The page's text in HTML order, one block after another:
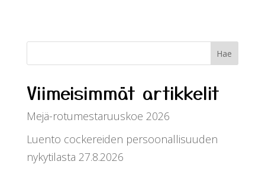
Viimeisimmät artikkelit
Mejä-rotumestaruuskoe 2026
Luento cockereiden persoonallisuuden
nykytilasta 27.8.2026